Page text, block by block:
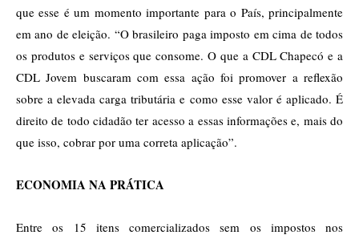
que esse é um momento importante para o País, principalmente
em ano de eleição. “O brasileiro paga imposto em cima de todos
os produtos e serviços que consome. O que a CDL Chapecó e a
CDL Jovem buscaram com essa ação foi promover a reflexão
sobre a elevada carga tributária e como esse valor é aplicado. É
direito de todo cidadão ter acesso a essas informações e, mais do
que isso, cobrar por uma correta aplicação”.
ECONOMIA NA PRÁTICA
Entre os 15 itens comercializados sem os impostos nos